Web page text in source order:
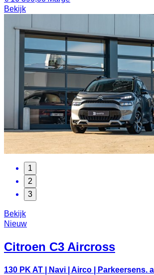
Bekijk
1
2
3
Bekijk
Nieuw
Citroen C3 Aircross
130 PK AT | Navi | Airco | Parkeersens.